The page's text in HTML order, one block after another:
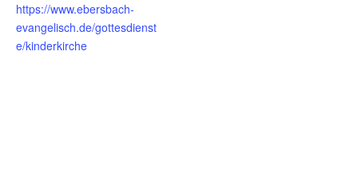
https://www.ebersbach-
evangelisch.de/gottesdienst
e/kinderkirche